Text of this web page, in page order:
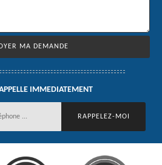
IMMEDIATEMENT